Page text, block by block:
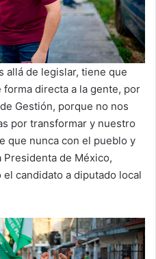
allá de legislar, tiene que
directa a la gente, por
Gestión, porque no nos
por transformar y nuestro
que nunca con el pueblo y
de México,
el candidato a diputado local